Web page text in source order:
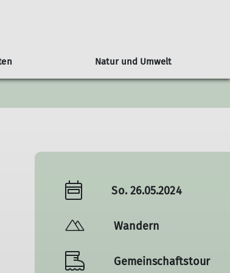
Mitgliedschaft
Info's zur Mitgliedschaft
Tourenübersicht
Monday-Monkeys
Natur und Umwelt
Hütte Orchideenweg
So. 26.05.2024
Wandern
Gemeinschaftstour